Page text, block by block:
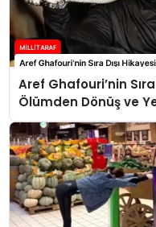
Aref Ghafouri’nin
Ölümden Dönüş ve